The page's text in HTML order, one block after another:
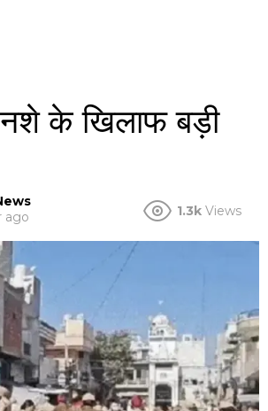
के खिलाफ बड़ी
ago
1.3k Views